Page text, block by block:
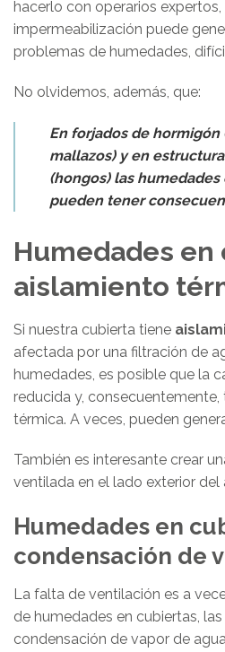
hacerlo con operarios
impermeabilización puede
problemas de humedades,
No olvidemos, además, que:
En forjados de hormigón
mallazos) y en
(hongos) las
pueden tener
Humedades en
aislamiento
Si nuestra cubierta tiene
afectada por una filtración de
humedades, es posible que la
reducida y, consecuentemente,
térmica. A veces, pueden
También es interesante crear
ventilada en el lado exterior del
Humedades en
condensación de
La falta de ventilación es a
de humedades en cubiertas,
condensación de vapor de